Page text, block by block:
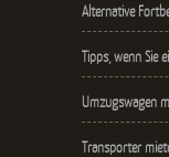
Alternative
Tipps, wenn Sie
Umzugswagen
Transporter